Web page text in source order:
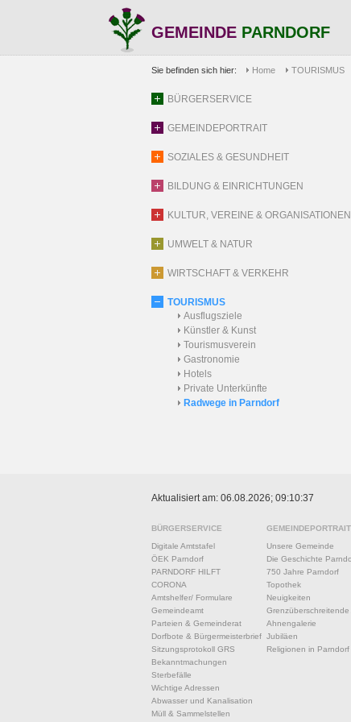
GEMEINDE PARNDORF
Sie befinden sich hier: Home TOURISMUS
BÜRGERSERVICE
GEMEINDEPORTRAIT
SOZIALES & GESUNDHEIT
BILDUNG & EINRICHTUNGEN
KULTUR, VEREINE & ORGANISATIONEN
UMWELT & NATUR
WIRTSCHAFT & VERKEHR
TOURISMUS
Ausflugsziele
Künstler & Kunst
Tourismusverein
Gastronomie
Hotels
Private Unterkünfte
Radwege in Parndorf
Aktualisiert am: 06.08.2026; 09:10:37
BÜRGERSERVICE
Digitale Amtstafel
ÖEK Parndorf
PARNDORF HILFT
CORONA
Amtshelfer/ Formulare
Gemeindeamt
Parteien & Gemeinderat
Dorfbote & Bürgermeisterbrief
Sitzungsprotokoll GRS
Bekanntmachungen
Sterbefälle
Wichtige Adressen
Abwasser und Kanalisation
Müll & Sammelstellen
GEMEINDEPORTRAIT
Unsere Gemeinde
Die Geschichte
750 Jahre Parndorf
Topothek
Neuigkeiten
Grenzüberschreitende
Ahnengalerie
Jubiläen
Religionen in Parndorf